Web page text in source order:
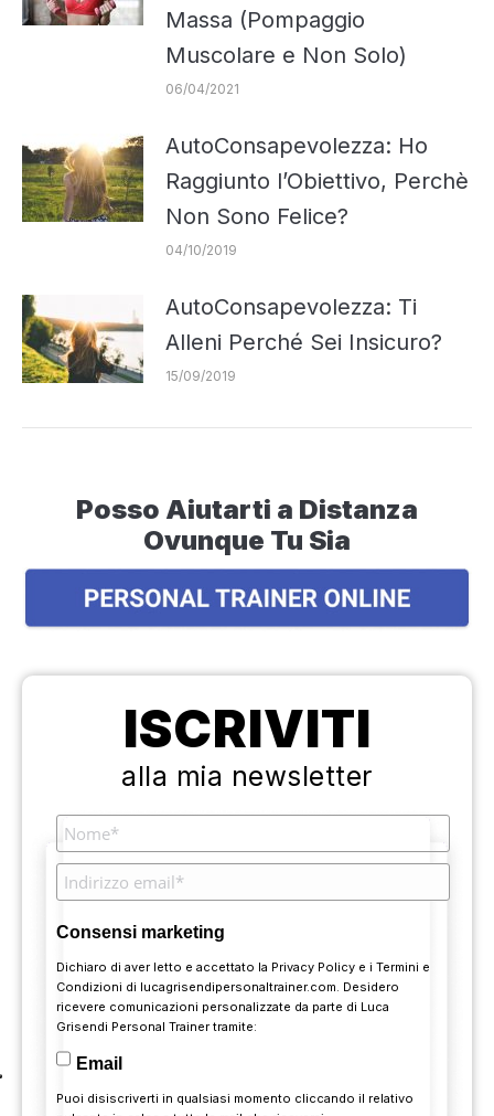
Massa (Pompaggio
Muscolare e Non Solo)
06/04/2021
AutoConsapevolezza: Ho
Raggiunto l’Obiettivo, Perchè
Non Sono Felice?
04/10/2019
AutoConsapevolezza: Ti
Alleni Perché Sei Insicuro?
15/09/2019
Posso Aiutarti a Distanza
Ovunque Tu Sia
ISCRIVITI
alla mia newsletter
Consensi marketing
Dichiaro di aver letto e accettato la Privacy Policy e iTermini e
Condizioni di lucagrisendipersonaltrainer.com. Desidero
ricevere comunicazioni personalizzate da parte di Luca
Grisendi Personal Trainer tramite:
Email
Puoi disiscriverti in qualsiasi momento cliccando il relativo